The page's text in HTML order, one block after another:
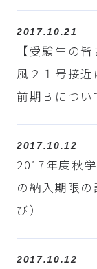
2017.10.21
【受験生の
風２１号接
前期Ｂについ
2017.10.12
2017年度秋
の納入期限
び）
2017.10.12